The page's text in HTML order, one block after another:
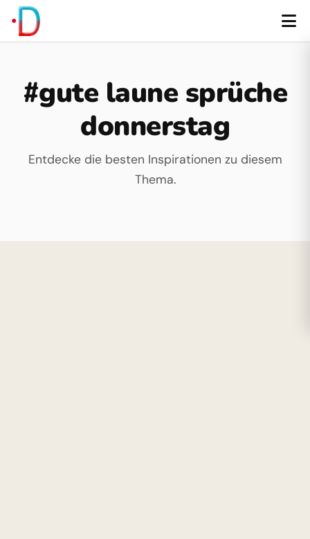
#gute laune sprüche
donnerstag
Entdecke die besten Inspirationen zu diesem
Thema.